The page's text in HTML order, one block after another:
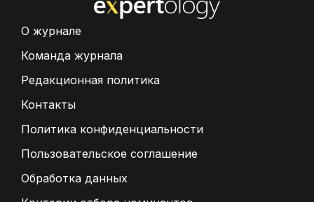
О журнале
Команда журнала
Редакционная политика
Контакты
Политика конфиденциальности
Пользовательское соглашение
Обработка данных